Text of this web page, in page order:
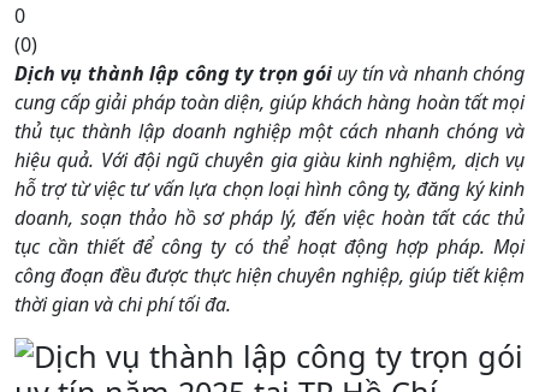
0
(0)
Dịch vụ thành lập công ty trọn góiuy tín và nhanh chóng
cung cấp giải pháp toàn diện, giúp khách hàng hoàn tất mọi
thủ tục thành lập doanh nghiệp một cách nhanh chóng và
hiệu quả. Với đội ngũ chuyên gia giàu kinh nghiệm, dịch vụ
hỗ trợ từ việc tư vấn lựa chọn loại hình công ty, đăng ký kinh
doanh, soạn thảo hồ sơ pháp lý, đến việc hoàn tất các thủ
tục cần thiết để công ty có thể hoạt động hợp pháp. Mọi
công đoạn đều được thực hiện chuyên nghiệp, giúp tiết kiệm
thời gian và chi phí tối đa.